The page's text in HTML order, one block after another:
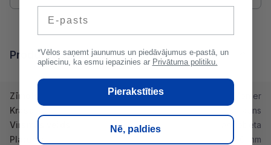
Produkta īpašības
Zīmols
Monier
Krāsa
Sarkans
Virsmas veids
Angobēta
Platums
280 mm
*Vēlos saņemt jaunumus un piedāvājumus e-pastā, un
apliecinu, ka esmu iepazinies ar Privātuma politiku.
Pierakstīties
Nē, paldies